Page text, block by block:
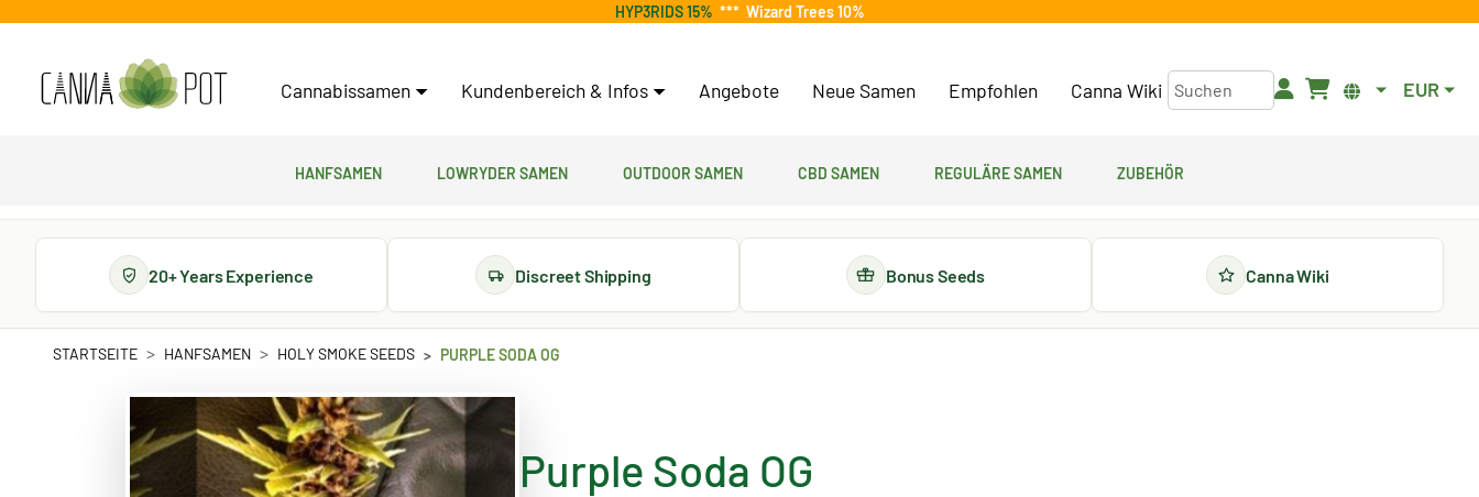
HYP3RIDS 15% *** Wizard Trees 10%
Cannabissamen Kundenbereich & Infos Angebote Neue Samen Empfohlen Canna Wiki EUR
Hanfsamen Lowryder Samen Outdoor Samen CBD Samen Reguläre Samen Zubehör
20+ Years Experience Discreet Shipping Bonus Seeds Canna Wiki
STARTSEITE HANFSAMEN HOLY SMOKE SEEDS PURPLE SODA OG
Purple Soda OG